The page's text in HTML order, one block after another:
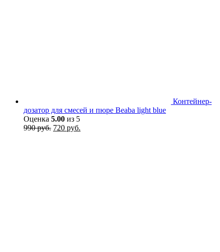
Контейнер-
дозатор для смесей и пюре Beaba light blue
Оценка 5.00 из 5
990руб. Первоначальная
720 руб.